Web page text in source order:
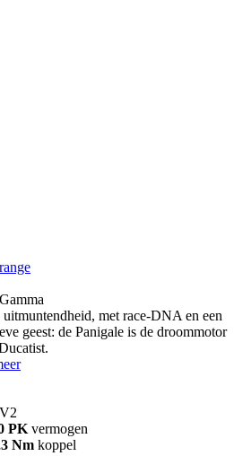
uitmuntendheid, met race-DNA en een
geest: de Panigale is de droommotor
PK vermogen
Nm koppel